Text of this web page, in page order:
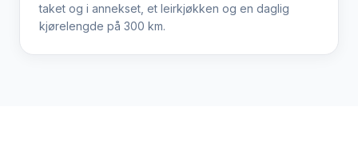
taket og i annekset, et leirkjøkken og en daglig
kjørelengde på 300 km.